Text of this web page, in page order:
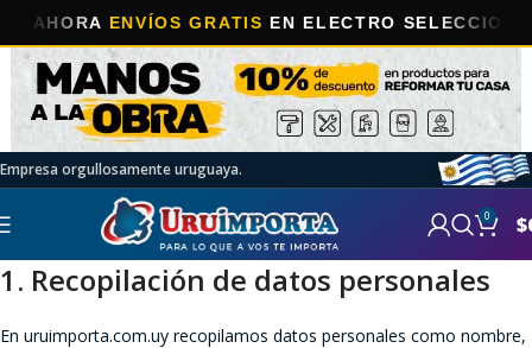
ENVÍOS GRATISEN ELECTRO
Empresa orgullosamente uruguaya.
0 $
1. Recopilación de datos personales
En uruimporta.com.uy recopilamos datos personales como nombre,